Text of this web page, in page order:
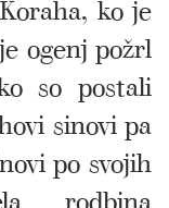
ko je
ogenj požrl
so postali
sinovi pa
po svojih
rodbina